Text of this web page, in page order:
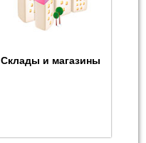
Склады и магазины